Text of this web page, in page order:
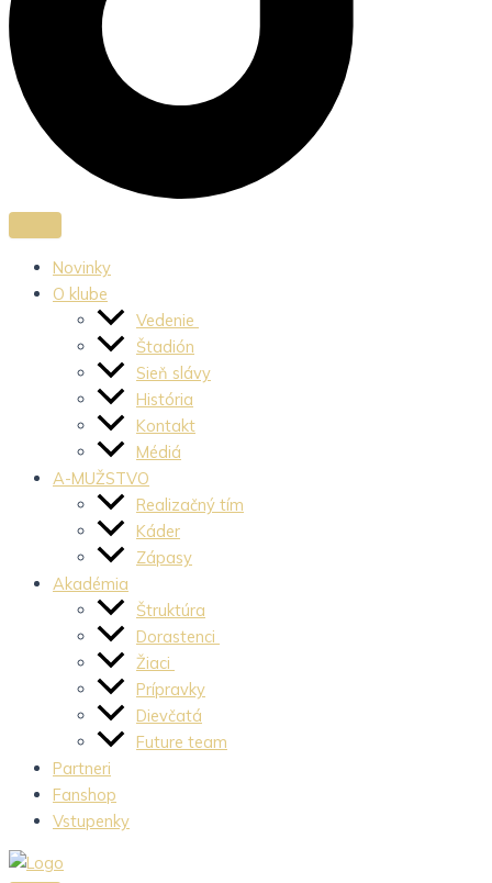
Novinky
O klube
Vedenie
Štadión
Sieň slávy
História
Kontakt
Médiá
A-MUŽSTVO
Realizačný tím
Káder
Zápasy
Akadémia
Štruktúra
Dorastenci
Žiaci
Prípravky
Dievčatá
Future team
Partneri
Fanshop
Vstupenky